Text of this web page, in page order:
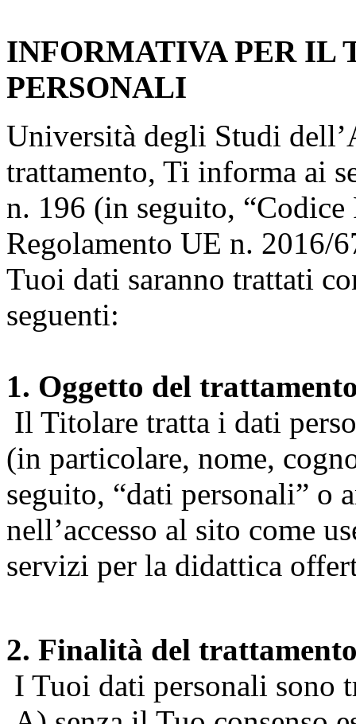
INFORMATIVA PER IL
PERSONALI
Università degli Studi
trattamento, Ti informa ai
n. 196 (in seguito, “Codice
Regolamento UE n. 2016/
Tuoi dati saranno trattati
seguenti:
1. Oggetto del
Il Titolare tratta i dati
(in particolare, nome,
seguito, “dati personali” o
nell’accesso al sito come
servizi per la didattica
2. Finalità del
I Tuoi dati personali sono